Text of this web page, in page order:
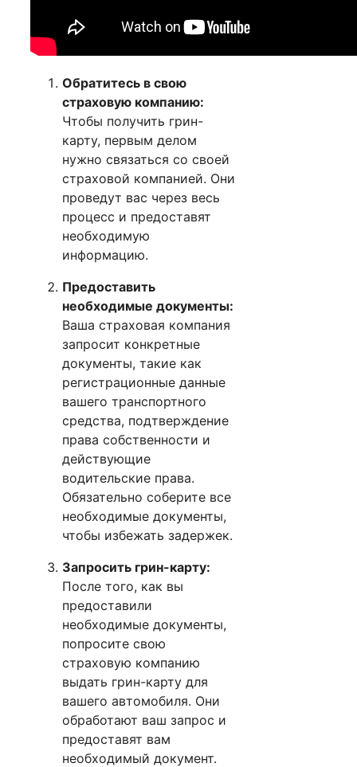
Обратитесь в свою
страховую компанию:
Чтобы получить грин-
карту, первым делом
нужно связаться со своей
страховой компанией. Они
проведут вас через весь
процесс и предоставят
необходимую
информацию.
Предоставить
необходимые документы:
Ваша страховая компания
запросит конкретные
документы, такие как
регистрационные данные
вашего транспортного
средства, подтверждение
права собственности и
действующие
водительские права.
Обязательно соберите все
необходимые документы,
чтобы избежать задержек.
Запросить грин-карту:
После того, как вы
предоставили
необходимые документы,
попросите свою
страховую компанию
выдать грин-карту для
вашего автомобиля. Они
обработают ваш запрос и
предоставят вам
необходимый документ.